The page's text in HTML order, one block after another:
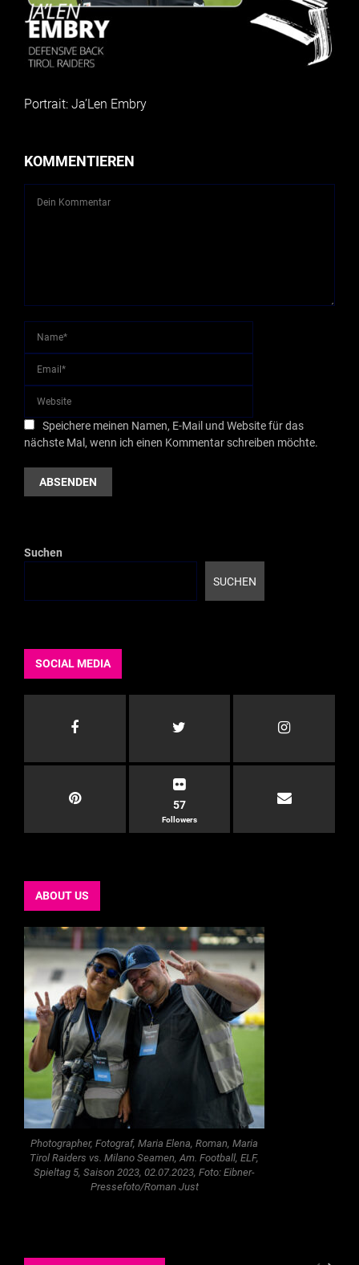
Portrait: Ja’Len Embry
KOMMENTIEREN
Speichere meinen Namen, E-Mail und Website für das
nächste Mal, wenn ich einen Kommentar schreiben möchte.
Suchen
SUCHEN
SOCIAL MEDIA
57
Followers
ABOUT US
Photographer, Fotograf, Maria Elena, Roman, Maria
Tirol Raiders vs. Milano Seamen, Am. Football, ELF,
Spieltag 5, Saison 2023, 02.07.2023, Foto: Eibner-
Pressefoto/Roman Just